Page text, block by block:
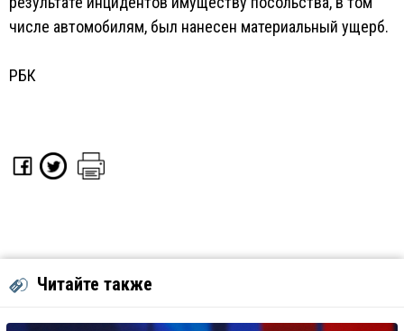
числе автомобилям, был нанесен материальный ущерб.
РБК
Читайте также